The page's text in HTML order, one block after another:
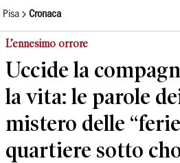
Pisa Cronaca
L’ennesimo orrore
Uccide la
la vita: le parole
mistero delle
quartiere sotto